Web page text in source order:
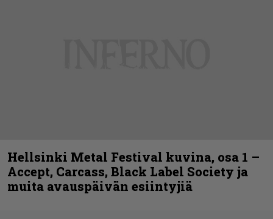
Hellsinki Metal Festival kuvina, osa 1 –
Accept, Carcass, Black Label Society ja
muita avauspäivän esiintyjiä